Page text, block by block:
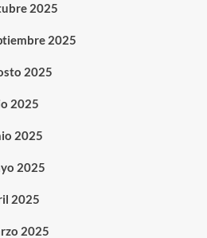
2025
2025
2025
2025
2025
2025
2025
2025